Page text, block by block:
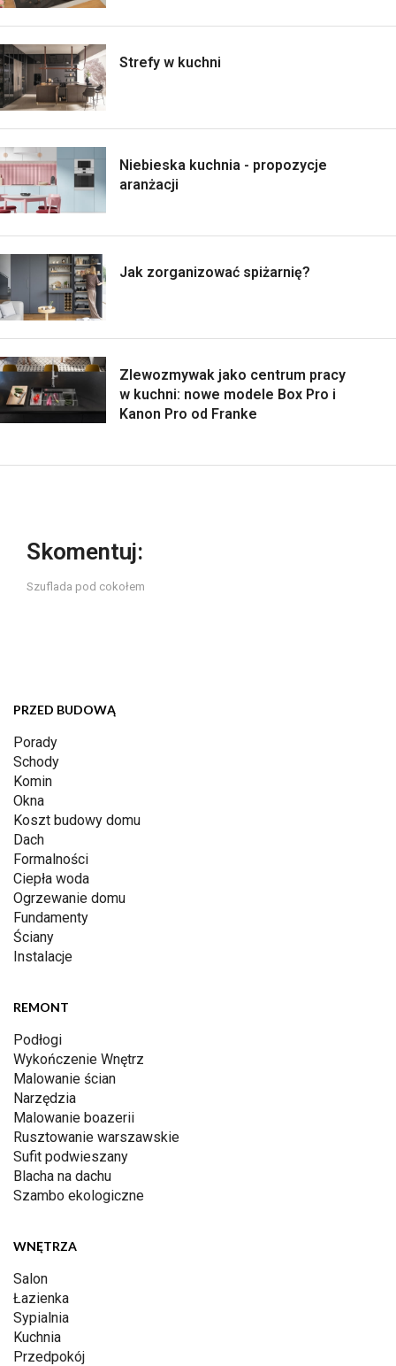
Strefy w kuchni
Niebieska kuchnia - propozycje
aranżacji
Jak zorganizować spiżarnię?
Zlewozmywak jako centrum pracy
w kuchni: nowe modele Box Pro i
Kanon Pro od Franke
Skomentuj:
Szuflada pod cokołem
PRZED BUDOWĄ
Porady
Schody
Komin
Okna
Koszt budowy domu
Dach
Formalności
Ciepła woda
Ogrzewanie domu
Fundamenty
Ściany
Instalacje
REMONT
Podłogi
Wykończenie Wnętrz
Malowanie ścian
Narzędzia
Malowanie boazerii
Rusztowanie warszawskie
Sufit podwieszany
Blacha na dachu
Szambo ekologiczne
WNĘTRZA
Salon
Łazienka
Sypialnia
Kuchnia
Przedpokój